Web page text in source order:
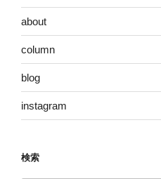
about
column
blog
instagram
検索